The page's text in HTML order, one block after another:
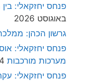
פנחס יחזקאלי:
באוגוסט 2026
גרשון הכהן:
פנחס יחזקאלי:
מערכות מורכבות 4 באוגוסט 2026
פנחס יחזקאלי: